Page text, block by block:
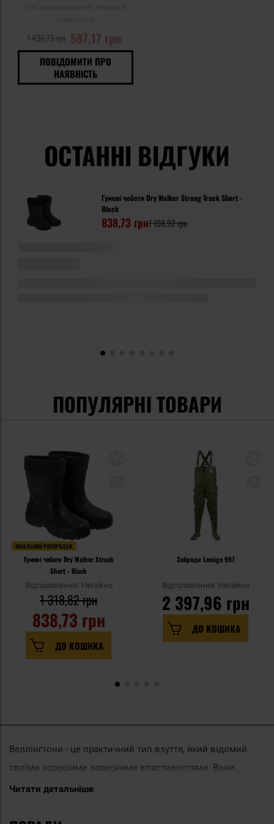
587,17 грн
1 438,73 грн
ПОВІДОМИТИ ПРО
НАЯВНІСТЬ
ОСТАННІ ВІДГУКИ
Гумові чоботи Dry Walker Strong Truck Short -
Black
838,73 грн1 198,92 грн
ПОПУЛЯРНІ ТОВАРИ
ФІНАЛЬНИЙ РОЗПРОДАЖ
Гумові чоботи Dry Walker Xtrack
Short - Black
Відправлення: Негайно
838,73 грн
1 318,82 грн
ДО КОШИКА
Заброди Lemigo 997
Відправлення: Негайно
2 397,96 грн
ДО КОШИКА
Читати детальніше
Веллінгтони - це практичний тип взуття, який відомий
своїми хорошими захисними властивостями. Вони
виготовляються зі зносостійких і міцних матеріалів для
Жіночі веллінґтони - це взуття з конструкцією, яка краще